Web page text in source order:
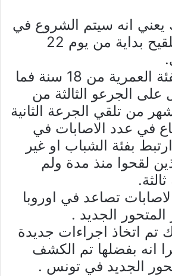
انه سيتم الشروع في
اعتماد جواز التلقيح بداية من يوم 22
وحث الوزير الفئة العمرية من 18 سنة فما
على الجرعو الثالثة من
بعد 5 اشهر من تلقي الجرعة الثانية
في عدد الاصابات في
بفئة الشباب او غير
لقحوا منذ مدة ولم
تصاعد في اوروبا
الجديد .
تم اتخاذ اجراءات جديدة
انه بفضلها تم الكشف
الجديد في تونس .